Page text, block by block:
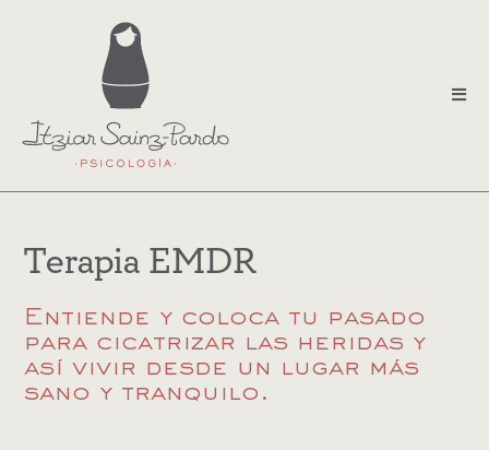
terapia individual
terapia perinatal y crianza
terapia familiar
terapia de pareja
Terapia EMDR
Entiende y coloca tu pasado
para cicatrizar las heridas y
así vivir desde un lugar más
sano y tranquilo.